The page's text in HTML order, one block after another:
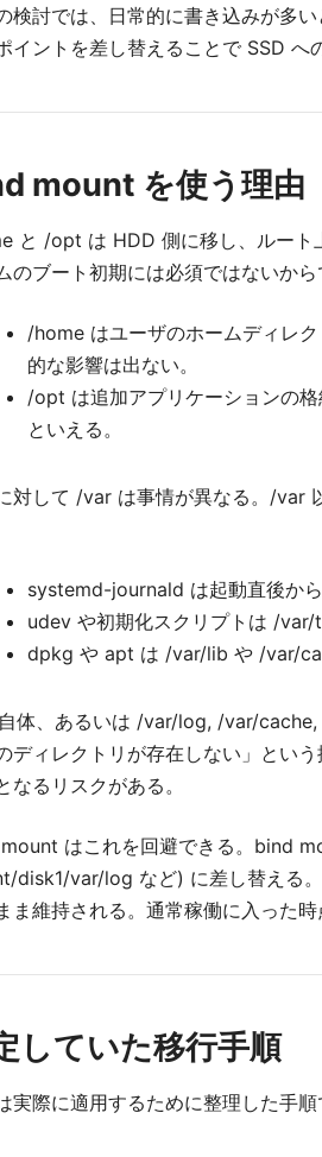
検討では、日常的に書き込みが
イントを差し替えることで SSD へ
mount を使う理由
と /opt は HDD 側に移し、ルート
のブート初期には必須ではないから
/home はユーザのホームディレ
的な影響は出ない。
/opt は追加アプリケーションの
といえる。
対して /var は事情が異なる。/var
systemd-journald は起動直後か
udev や初期化スクリプトは /var/
dpkg や apt は /var/lib や /var/
体、あるいは /var/log, /var/cache,
のディレクトリが存在しない」とい
なるリスクがある。
はこれを回避できる。bind
disk1/var/log など) に差し替える
ま維持される。通常稼働に入った
していた移行手順
実際に適用するために整理した手